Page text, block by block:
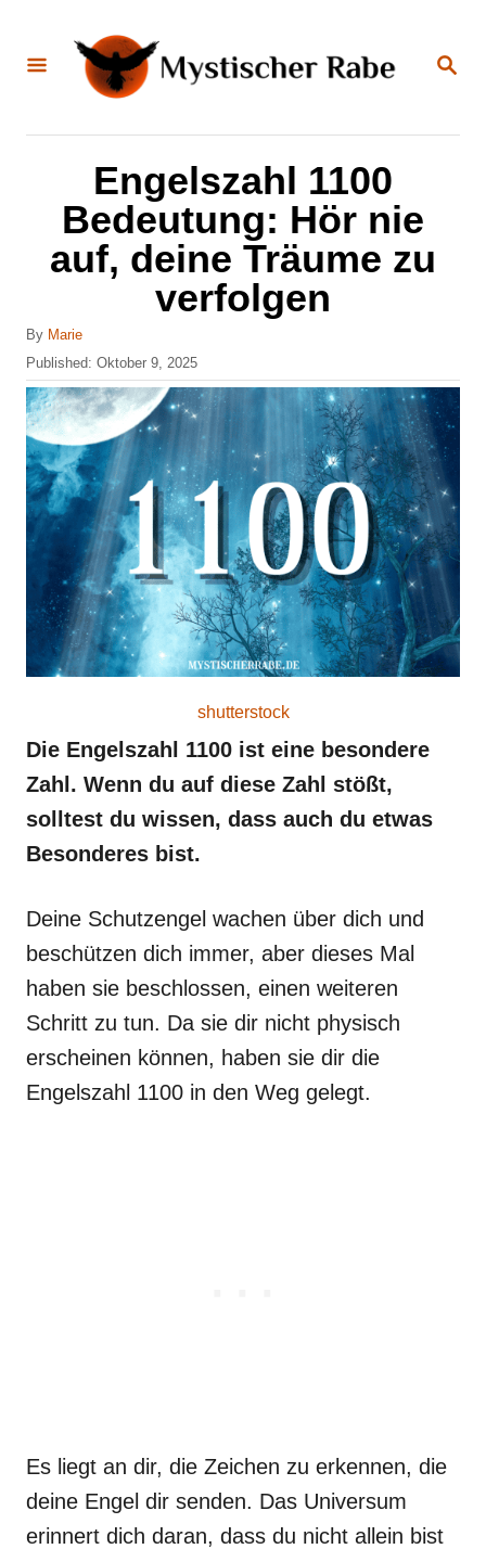
S
E
Engelszahl 1100
Bedeutung: Hör nie
auf, deine Träume zu
verfolgen
By A
u
t
h
o
r
Marie
P
o
s
t
e
d
o
n
Published: Oktober 9, 2025
shutterstock
Die Engelszahl 1100 ist eine besondere
Zahl. Wenn du auf diese Zahl stößt,
solltest du wissen, dass auch du etwas
Besonderes bist.
Deine Schutzengel wachen über dich und
beschützen dich immer, aber dieses Mal
haben sie beschlossen, einen weiteren
Schritt zu tun. Da sie dir nicht physisch
erscheinen können, haben sie dir die
Engelszahl 1100 in den Weg gelegt.
Es liegt an dir, die Zeichen zu erkennen, die
deine Engel dir senden. Das Universum
erinnert dich daran, dass du nicht allein bist